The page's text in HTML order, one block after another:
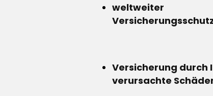
weltweiter
Versicherung durch
verursachte